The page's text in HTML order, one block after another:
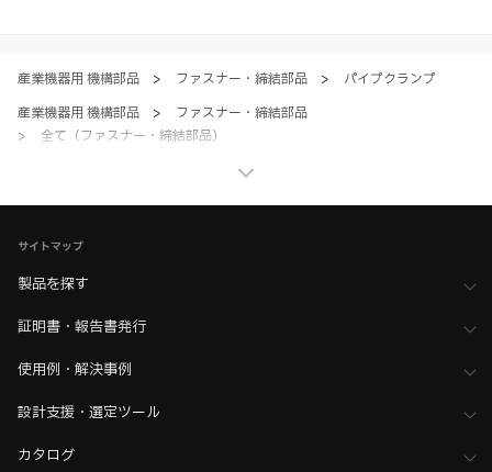
産業機器用 機構部品 > ファスナー・締結部品 >
パイプクランプ
産業機器用 機構部品
>
ファスナー・締結部品
>
全て（ファスナー・締結部品）
産業機器用 機構部品
>
その他製品・ベアリング・アルミフレームサポートシステム
>
全て（その他製品・ベアリング）
ホーム
> ブランド・シリーズ一覧 ／ 製品ピックアップ
サイトマップ
製品を探す
証明書・報告書発行
使用例・解決事例
設計支援・選定ツール
カタログ